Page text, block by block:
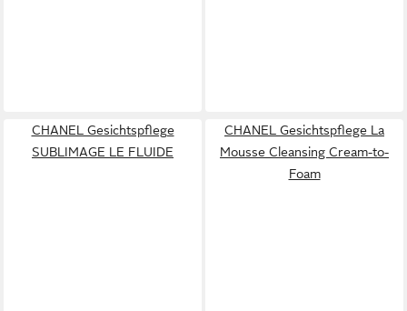
CHANEL Gesichtspflege
SUBLIMAGE LE FLUIDE
CHANEL Gesichtspflege La
Mousse Cleansing Cream-to-
Foam